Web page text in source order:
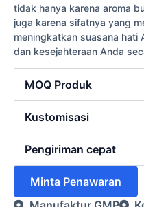
tidak hanya karena aroma
juga karena sifatnya yang
meningkatkan suasana hati
dan kesejahteraan Anda
MOQ Produk
Kustomisasi
Pengiriman cepat
Minta Penawaran